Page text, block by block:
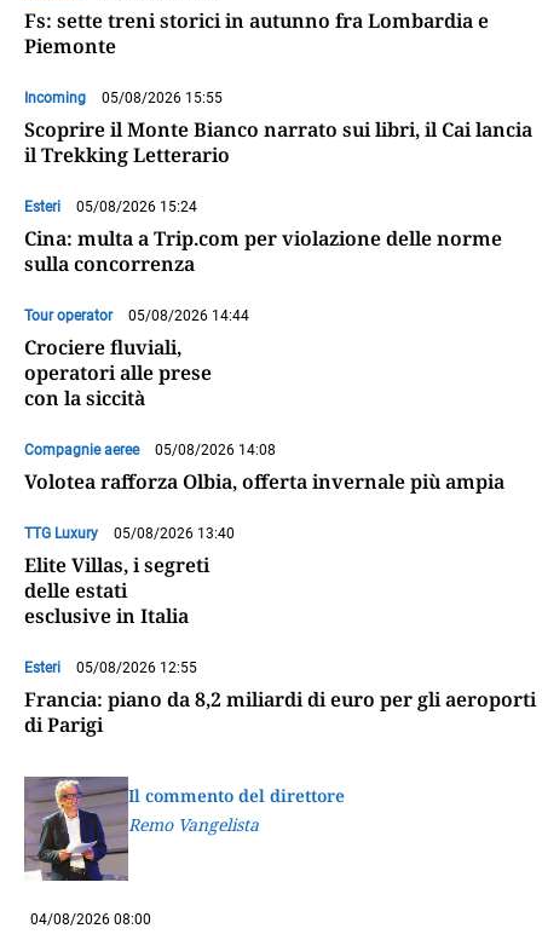
Fs: sette treni storici in autunno fra Lombardia e
Piemonte
Incoming 05/08/2026 15:55
Scoprire il Monte Bianco narrato sui libri, il Cai lancia
il Trekking Letterario
Esteri 05/08/2026 15:24
Cina: multa a Trip.com per violazione delle norme
sulla concorrenza
Tour operator 05/08/2026 14:44
Crociere fluviali,
operatori alle prese
con la siccità
Compagnie aeree 05/08/2026 14:08
Volotea rafforza Olbia, offerta invernale più ampia
TTG Luxury 05/08/2026 13:40
Elite Villas, i segreti
delle estati
esclusive in Italia
Esteri 05/08/2026 12:55
Francia: piano da 8,2 miliardi di euro per gli aeroporti
di Parigi
Il commento del direttore
Remo Vangelista
04/08/2026 08:00